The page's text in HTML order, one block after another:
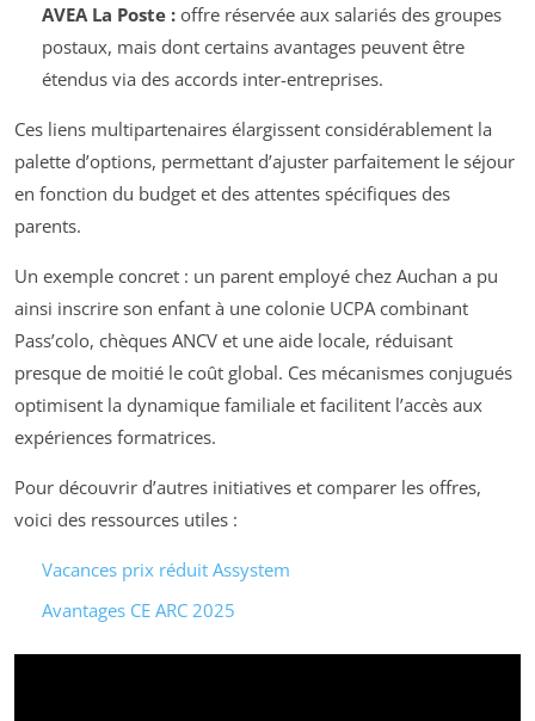
AVEA La Poste :offre réservée aux salariés des groupes
postaux, mais dont certains avantages peuvent être
étendus via des accords inter-entreprises.
Ces liens multipartenaires élargissent considérablement la
palette d’options, permettant d’ajuster parfaitement le séjour
en fonction du budget et des attentes spécifiques des
parents.
Un exemple concret : un parent employé chez Auchan a pu
ainsi inscrire son enfant à une colonie UCPA combinant
Pass’colo, chèques ANCV et une aide locale, réduisant
presque de moitié le coût global. Ces mécanismes conjugués
optimisent la dynamique familiale et facilitent l’accès aux
expériences formatrices.
Pour découvrir d’autres initiatives et comparer les offres,
voici des ressources utiles :
Vacances prix réduit Assystem
Avantages CE ARC 2025